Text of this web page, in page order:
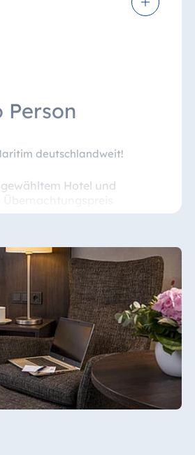
des Schwimmbads
Person
deutschlandweit!
Hotel und
Übernachtungspreis
Zimmerkontingente zur
kann je nach
online gebucht
werden. Die Zahlung wird
fällig, eine Kreditkarte ist
erforderlich.